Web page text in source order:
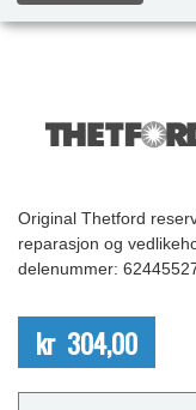
Original Thetford
reparasjon og
delenummer:
kr 304,00